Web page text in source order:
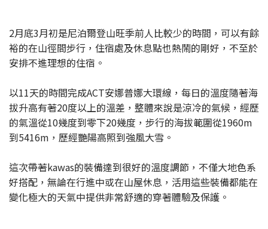
2月底3月初是尼泊爾登山旺季前人比較少的時間，可以有餘
裕的在山徑間步行，住宿處及休息點也熱鬧的剛好，不至於
安排不進理想的住宿。
以11天的時間完成ACT安娜普娜大環線，每日的溫度隨著海
拔升高有著20度以上的溫差，整體來說是涼冷的氣候，經歷
的氣溫從10幾度到零下20幾度，步行的海拔範圍從1960m
到5416m，歷經艷陽高照到強風大雪。
這次帶著kawas的裝備達到很好的溫度調節，不僅大地色系
好搭配，無論在行進中或在山屋休息，活用這些裝備都能在
變化極大的天氣中提供非常舒適的穿著體驗及保護。